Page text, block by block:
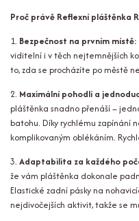
Proč právě Reflexní pláštěnka
1. Bezpečnost na prvním místě:
viditelní i v těch nejtemnějších
to, zda se procházíte po městě
2. Maximální pohodlí a
pláštěnka snadno přenáší –
batohu. Díky rychlému zapínání
komplikovaným oblékáním.
3. Adaptabilita za každého
že vám pláštěnka dokonale
Elastické zadní pásky na
nejdivočejších aktivit, takže se